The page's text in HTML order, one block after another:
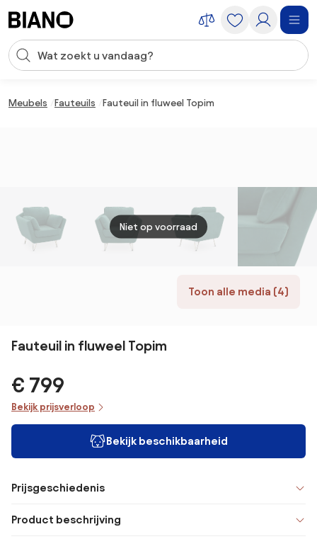
Zoekopdracht invoeren
Meubels Fauteuils Fauteuil in fluweel Topim
Toon alle media (4)
Niet op voorraad
Fauteuil in fluweel Topim
€ 799
Bekijk prijsverloop
Bekijk beschikbaarheid
Prijsgeschiedenis
Product beschrijving